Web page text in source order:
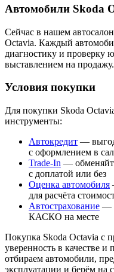
Автомобили Skoda
Сейчас в нашем
Octavia. Каждый
диагностику и проверку
выставлением на продажу.
Условия покупки
Для покупки Skoda
инструменты:
Автокредит —
с оформлением в
Trade-In —
с доплатой или без
Оценка автомобиля
для расчёта
Автострахование —
КАСКО на месте
Покупка Skoda Octavia с
уверенность в качестве
отбираем автомобили,
эксплуатации и берём на